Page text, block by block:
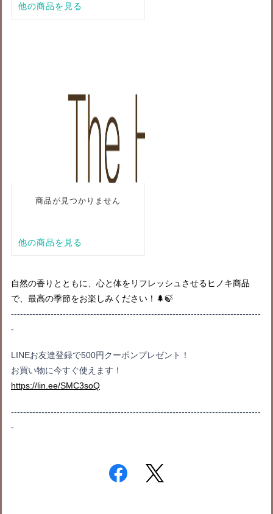
自然の香りとともに、心と体をリフレッシュさせるヒノキ商品
で、最高の季節をお楽しみください！ 🌲🍃
----------------------------------------------------------------------------------
-
LINEお友達登録で500円クーポンプレゼント！
お買い物に今すぐ使えます！
https://lin.ee/SMC3soQ
----------------------------------------------------------------------------------
-